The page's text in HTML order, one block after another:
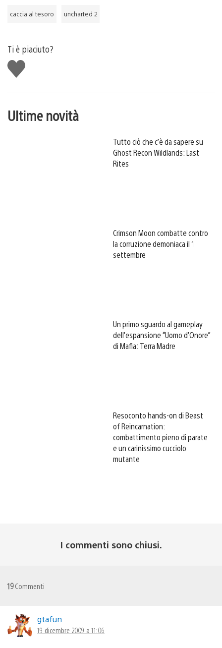
caccia al tesoro uncharted 2
Ti è piaciuto?
Mi
piace
Ultime novità
Tutto ciò che c’è da sapere su
Ghost Recon Wildlands: Last
Rites
Crimson Moon combatte contro
la corruzione demoniaca il 1
settembre
Un primo sguardo al gameplay
dell’espansione “Uomo d’Onore”
di Mafia: Terra Madre
Resoconto hands-on di Beast
of Reincarnation:
combattimento pieno di parate
e un carinissimo cucciolo
mutante
I commenti sono chiusi.
19Commenti
gtafun
19 dicembre 2009 a 11:06